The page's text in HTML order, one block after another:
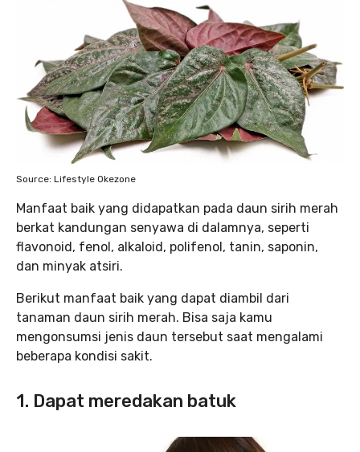
Source: Lifestyle Okezone
Manfaat baik yang didapatkan pada daun sirih merah
berkat kandungan senyawa di dalamnya, seperti
flavonoid, fenol, alkaloid, polifenol, tanin, saponin,
dan minyak atsiri.
Berikut manfaat baik yang dapat diambil dari
tanaman daun sirih merah. Bisa saja kamu
mengonsumsi jenis daun tersebut saat mengalami
beberapa kondisi sakit.
1. Dapat meredakan batuk